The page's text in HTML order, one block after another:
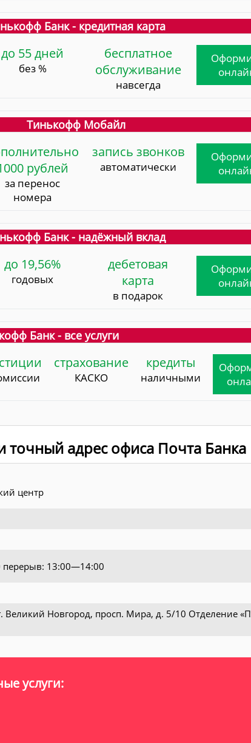
Банк - кредитная карта
до 55 дней
без %
бесплатное
обслуживание
навсегда
Тинькофф Мобайл
рублей
за перенос
номера
запись звонков
автоматически
Банк - надёжный вклад
до 19,56%
годовых
дебетовая
карта
в подарок
Банк - все услуги
страхование
КАСКО
кредиты
наличными
адрес офиса Почта Банка
центр
13:00—14:00
Великий Новгород, просп. Мира, д. 5/10 Отделение
услуги: